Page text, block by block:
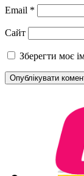
Email *
Сайт
Зберегти моє